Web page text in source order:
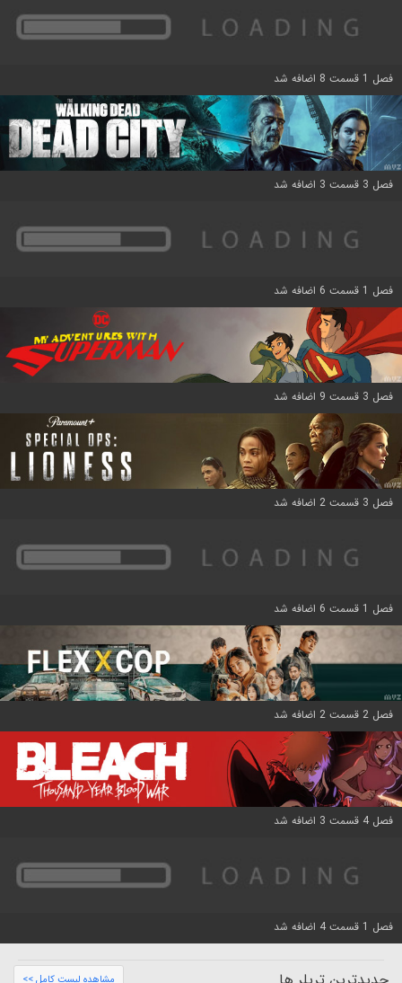
فصل 1 قسمت 8 اضافه شد
فصل 3 قسمت 3 اضافه شد
فصل 1 قسمت 6 اضافه شد
فصل 3 قسمت 9 اضافه شد
فصل 3 قسمت 2 اضافه شد
فصل 1 قسمت 6 اضافه شد
فصل 2 قسمت 2 اضافه شد
فصل 4 قسمت 3 اضافه شد
فصل 1 قسمت 4 اضافه شد
مشاهده لیست کامل >>